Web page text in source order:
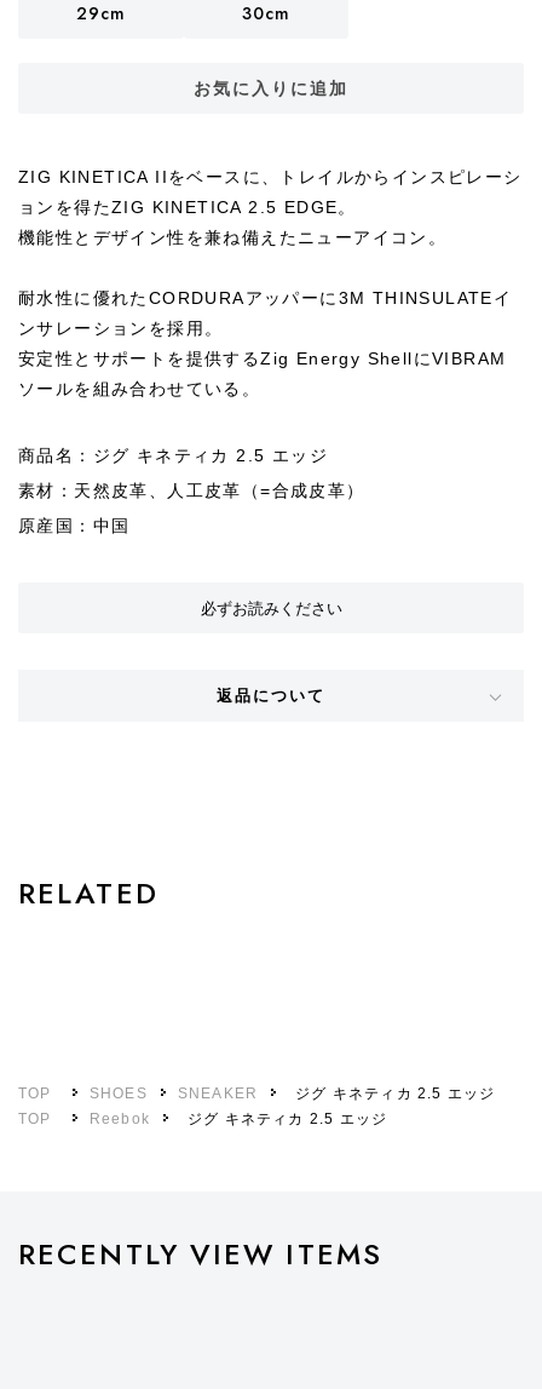
29cm 30cm
お気に入りに追加
ZIG KINETICA IIをベースに、トレイルからインスピレーシ
ョンを得たZIG KINETICA 2.5 EDGE。
機能性とデザイン性を兼ね備えたニューアイコン。
耐水性に優れたCORDURAアッパーに3M THINSULATEイ
ンサレーションを採用。
安定性とサポートを提供するZig Energy ShellにVIBRAM
ソールを組み合わせている。
商品名：ジグ キネティカ 2.5 エッジ
素材：天然皮革、人工皮革（=合成皮革）
原産国：中国
必ずお読みください
返品について
RELATED
TOP SHOES SNEAKER
ジグ キネティカ 2.5 エッジ
TOP
Reebok ジグ キネティカ 2.5 エッジ
RECENTLY VIEW ITEMS